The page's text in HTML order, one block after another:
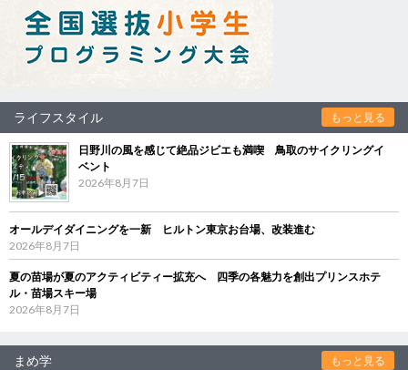
ライフスタイル もっと見る
日野川の風を感じて絶品ジビエも満喫 鳥取のサイクリングイ
ベント
2026年8月7日
オールデイダイニングを一新 ヒルトン東京お台場、改装進む
2026年8月7日
夏の苗場が夏のアクティビティー拡充へ 四季の各魅力を創出プリンスホテ
ル・苗場スキー場
2026年8月7日
まめ学 もっと見る